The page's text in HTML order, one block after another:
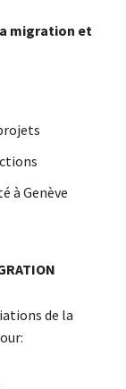
migration et
à Genève
de la